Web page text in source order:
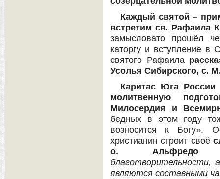
Каждый святой –
встретим св. Рафаила
замысловато прошёл
каторгу и вступление в
святого Рафаила
Усолья Сибирского, с.
Каритас Юга России
молитвенную
Милосердия и
бедных в этом году
возносится к Богу».
христианин строит своё
о. Альфредо
благотворительности,
являются составными